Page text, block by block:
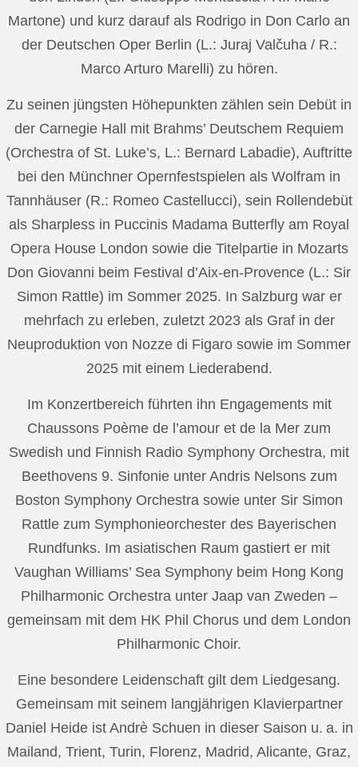
Martone) und kurz darauf als Rodrigo in Don Carlo an
der Deutschen Oper Berlin (L.: Juraj Valčuha / R.:
Marco Arturo Marelli) zu hören.
Zu seinen jüngsten Höhepunkten zählen sein Debüt in
der Carnegie Hall mit Brahms’ Deutschem Requiem
(Orchestra of St. Luke’s, L.: Bernard Labadie), Auftritte
bei den Münchner Opernfestspielen als Wolfram in
Tannhäuser (R.: Romeo Castellucci), sein Rollendebüt
als Sharpless in Puccinis Madama Butterfly am Royal
Opera House London sowie die Titelpartie in Mozarts
Don Giovanni beim Festival d’Aix-en-Provence (L.: Sir
Simon Rattle) im Sommer 2025. In Salzburg war er
mehrfach zu erleben, zuletzt 2023 als Graf in der
Neuproduktion von Nozze di Figaro sowie im Sommer
2025 mit einem Liederabend.
Im Konzertbereich führten ihn Engagements mit
Chaussons Poème de l’amour et de la Mer zum
Swedish und Finnish Radio Symphony Orchestra, mit
Beethovens 9. Sinfonie unter Andris Nelsons zum
Boston Symphony Orchestra sowie unter Sir Simon
Rattle zum Symphonieorchester des Bayerischen
Rundfunks. Im asiatischen Raum gastiert er mit
Vaughan Williams’ Sea Symphony beim Hong Kong
Philharmonic Orchestra unter Jaap van Zweden –
gemeinsam mit dem HK Phil Chorus und dem London
Philharmonic Choir.
Eine besondere Leidenschaft gilt dem Liedgesang.
Gemeinsam mit seinem langjährigen Klavierpartner
Daniel Heide ist Andrè Schuen in dieser Saison u. a. in
Mailand, Trient, Turin, Florenz, Madrid, Alicante, Graz,